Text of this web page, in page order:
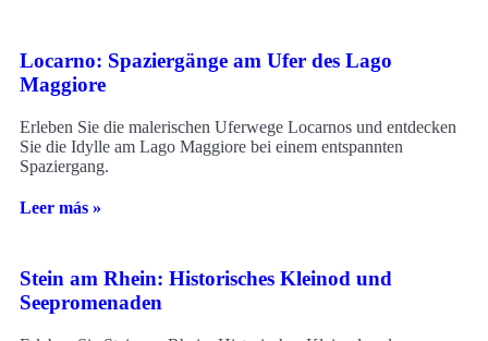
Locarno: Spaziergänge am Ufer des Lago
Maggiore
Erleben Sie die malerischen Uferwege Locarnos und entdecken
Sie die Idylle am Lago Maggiore bei einem entspannten
Spaziergang.
Leer más »
Stein am Rhein: Historisches Kleinod und
Seepromenaden